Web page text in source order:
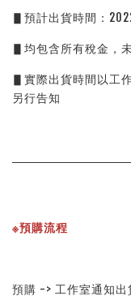
▋預計出貨時間：
▋均包含所有稅金，
▋實際出貨時間以工
另行告知
※預購流程
預購 -> 工作室通知出